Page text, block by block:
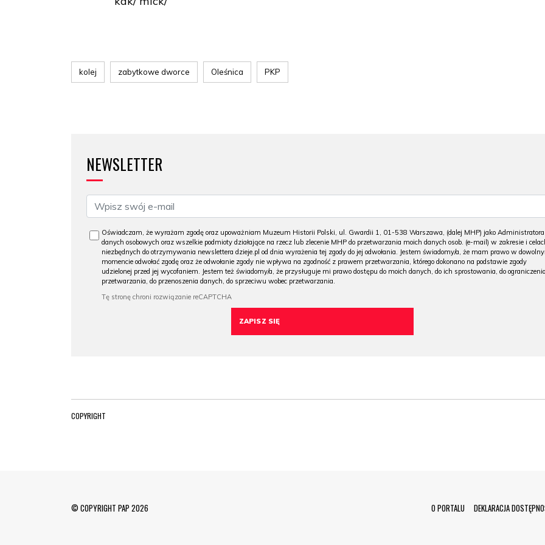
kolej zabytkowe dworce Oleśnica PKP
NEWSLETTER
Oświadczam, że wyrażam zgodę oraz upoważniam Muzeum Historii Polski, ul. Gwardii 1, 01-538 Warszawa, (dalej MHP) jako Administratora
danych osobowych oraz wszelkie podmioty działające na rzecz lub zlecenie MHP do przetwarzania moich danych osob. (e-mail) w zakresie i
niezbędnych do otrzymywania newslettera dzieje.pl od dnia wyrażenia tej zgody do jej odwołania. Jestem świadomy/a, że mam prawo w
momencie odwołać zgodę oraz że odwołanie zgody nie wpływa na zgodność z prawem przetwarzania, którego dokonano na podstawie zgody
udzielonej przed jej wycofaniem. Jestem też świadomy/a, że przysługuje mi prawo dostępu do moich danych, do ich sprostowania, do ograniczenia
przetwarzania, do przenoszenia danych, do sprzeciwu wobec przetwarzania.
COPYRIGHT
© COPYRIGHT PAP 2026 Menu Footer
O PORTALU DEKLARACJA